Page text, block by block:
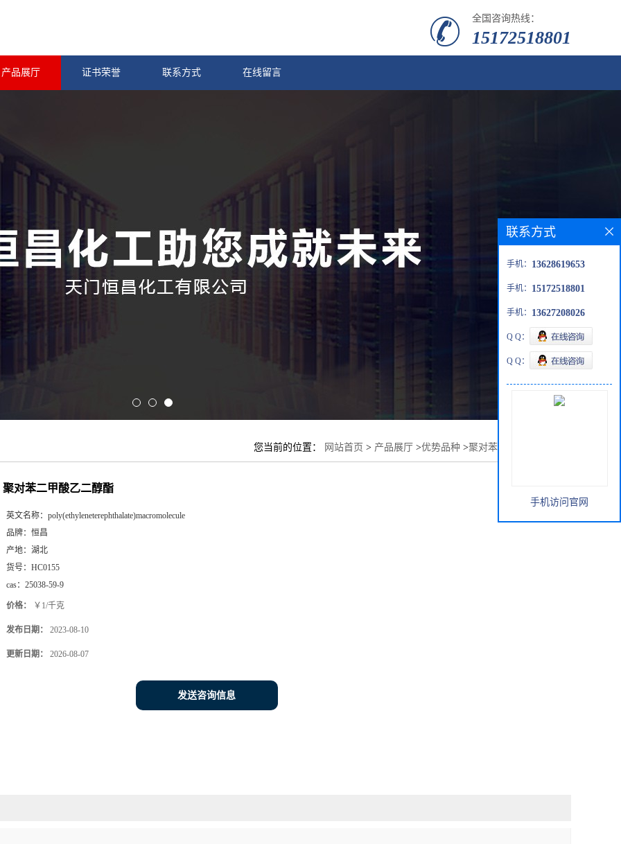
全国咨询热线：
15172518801
产品展厅 证书荣誉 联系方式 在线留言
您当前的位置： 网站首页 > 产品展厅 >优势品种 >聚对苯二甲酸乙二醇酯
聚对苯二甲酸乙二醇酯
英文名称： poly(ethyleneterephthalate)macromolecule
品牌： 恒昌
产地： 湖北
货号： HC0155
cas： 25038-59-9
价格： ￥1/千克
发布日期： 2023-08-10
更新日期： 2026-08-07
发送咨询信息
联系方式
手机： 13628619653
手机： 15172518801
手机： 13627208026
Q Q：
Q Q：
手机访问官网